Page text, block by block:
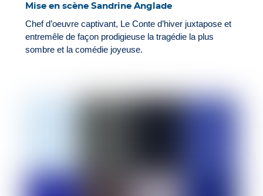
Mise en scène Sandrine Anglade
Chef d’oeuvre captivant, Le Conte d’hiver juxtapose et
entremêle de façon prodigieuse la tragédie la plus
sombre et la comédie joyeuse.